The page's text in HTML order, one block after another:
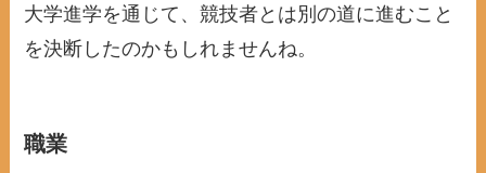
大学進学を通じて、競技者とは別の道に進むこと
を決断したのかもしれませんね。
職業